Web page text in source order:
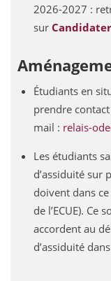
2026-2027 :
sur
Étudiants en
prendre
mail : relais-
Les étudiants
d’assiduité sur
doivent dans
de l’ECUE).
accordent au
d’assiduité